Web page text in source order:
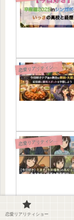
恋
愛リアリティショー
恋
愛リアリティショー
恋
恋愛リアリティショー